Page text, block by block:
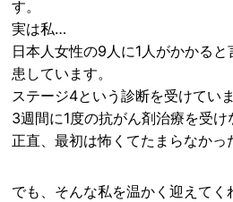
す。
実は私…
日本人女性の9人に1人がかかる
患しています。
ステージ4という診断を受けていま
3週間に1度の抗がん剤治療を受け
正直、最初は怖くてたまらなかっ
でも、そんな私を温かく迎えて